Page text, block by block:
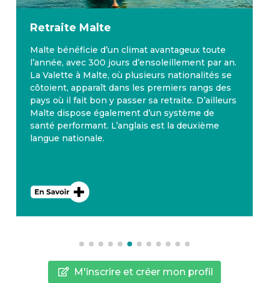
Retraite Malte
Malte bénéficie d’un climat avantageux toute
l’année, avec 300 jours d’ensoleillement par an.
La Valette à Malte, où plusieurs nationalités se
côtoient, apparaît dans les premiers rangs des
pays où il fait bon y passer sa retraite. D’ailleurs
Malte dispose également d’un système de
santé performant. L’anglais est la deuxième
langue nationale.
M'inscrire et créer mon profil